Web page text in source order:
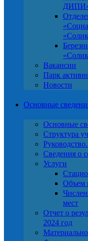
Вакансии
Парк
Новости
Основные
Основные
Структура
Сведения о
Услуги
Объем
мест
Отчет о
2024 год